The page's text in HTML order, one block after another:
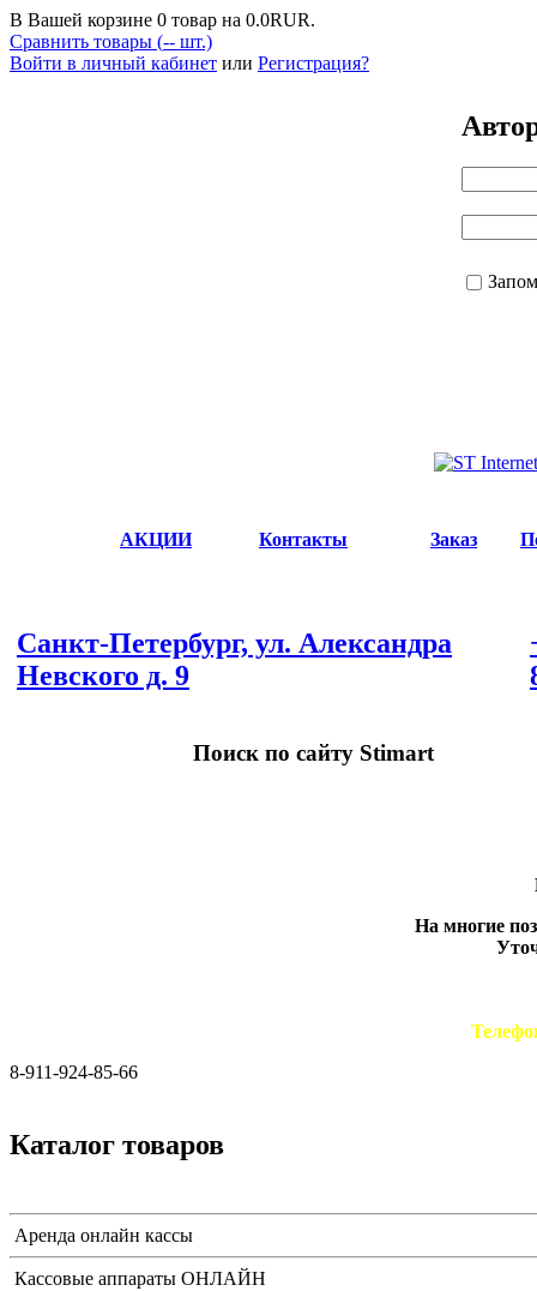
В Вашей корзине 0 товар на 0.0RUR.
Сравнить товары (-- шт.)
Войти в личный кабинет или Регистрация?
АКЦИИ Контакты Заказ
Санкт-Петербург, ул. Александра
Невского д. 9
Поиск по сайту Stimart
На многие
8-911-924-85-66
Каталог товаров
Аренда онлайн кассы
Кассовые аппараты ОНЛАЙН